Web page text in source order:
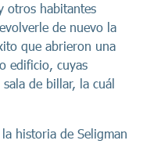
otros habitantes
de nuevo la
que abrieron una
edificio, cuyas
de billar, la cuál
historia de Seligman